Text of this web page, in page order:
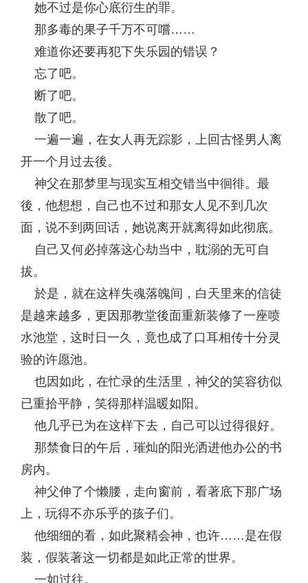
她不过是你心底衍生的罪。
那多毒的果子千万不可嚐……
难道你还要再犯下失乐园的错误？
忘了吧。
断了吧。
散了吧。
一遍一遍，在女人再无踪影，上回古怪男人离
开一个月过去後。
神父在那梦里与现实互相交错当中徊徘。最
後，他想想，自己也不过和那女人见不到几次
面，说不到两回话，她说离开就离得如此彻底。
自己又何必掉落这心劫当中，耽溺的无可自
拔。
於是，就在这样失魂落魄间，白天里来的信徒
是越来越多，更因那教堂後面重新装修了一座喷
水池堂，这时日一久，竟也成了口耳相传十分灵
验的许愿池。
也因如此，在忙录的生活里，神父的笑容彷似
已重拾平静，笑得那样温暖如阳。
他几乎已为在这样下去，自己可以过得很好。
那禁食日的午后，璀灿的阳光洒进他办公的书
房内。
神父伸了个懒腰，走向窗前，看著底下那广场
上，玩得不亦乐乎的孩子们。
他细细的看，如此聚精会神，也许……是在假
装，假装著这一切都是如此正常的世界。
一如过往。